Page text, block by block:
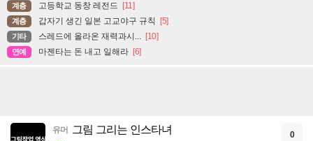
계층 고등학교 동창 레전드 [11]
계층 갑자기 생긴 일본 고교야구 규칙 [5]
기타 스레드에 올라온 재력과시... [10]
연예 마젠타는 돈 내고 일해라 [6]
유머 그림 그리는 인스타녀 0